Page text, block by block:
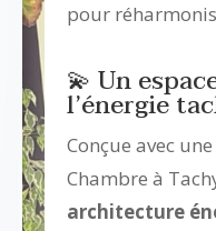
pour
💫 Un
l’énergie
Conçue avec
Chambre à
architecture